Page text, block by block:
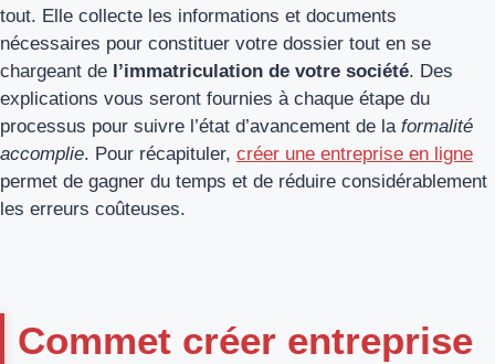
tout. Elle collecte les informations et documents
nécessaires pour constituer votre dossier tout en se
chargeant de l’immatriculation de votre société. Des
explications vous seront fournies à chaque étape du
processus pour suivre l’état d’avancement de la formalité
accomplie. Pour récapituler, créer une entreprise en ligne
permet de gagner du temps et de réduire considérablement
les erreurs coûteuses.
Commet créer entreprise